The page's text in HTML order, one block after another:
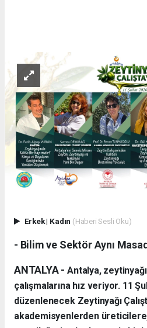
Erkek| Kadın (Haberi Sesli Oku)
- Bilim ve Sektör Aynı
ANTALYA -Antalya,
çalışmalarına hız veriyor. 11
düzenlenecek Zeytinyağı
akademisyenlerden